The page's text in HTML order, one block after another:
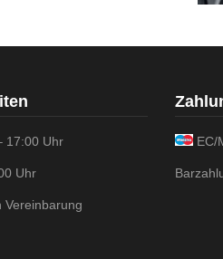
17:00 Uhr
Uhr
Vereinbarung
EC/